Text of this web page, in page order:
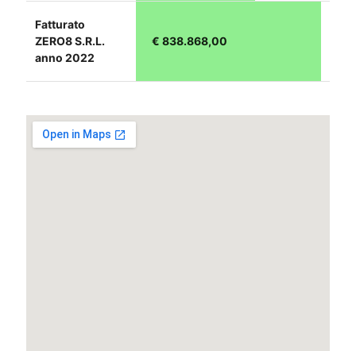
Fatturato
ZERO8 S.R.L.
anno 2022
€ 838.868,00